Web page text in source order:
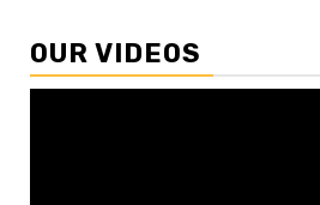
OUR VIDEOS